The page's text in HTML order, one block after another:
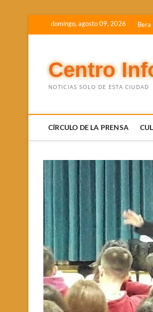
domingo, agosto 09, 2026 Bera
Centro
NOTICIAS SOLO DE ESTA CIUDAD
CÍRCULO DE LA PRENSA